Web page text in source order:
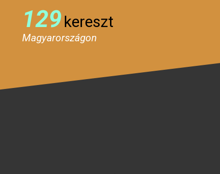
129kereszt
Magyarországon